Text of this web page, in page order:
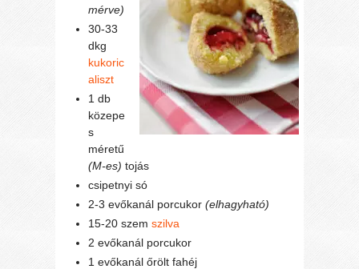
mérve)
30-33
dkg
kukoric
aliszt
1 db
közepe
s
méretű
(M-es) tojás
csipetnyi só
2-3 evőkanál porcukor(elhagyható)
15-20 szemszilva
2 evőkanál porcukor
1 evőkanál őrölt fahéj